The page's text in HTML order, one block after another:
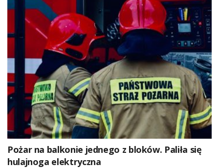
Pożar na balkonie jednego z bloków. Paliła się
hulajnoga elektryczna